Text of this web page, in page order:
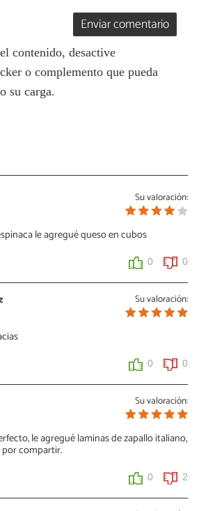
Enviar comentario
contenido, desactive
o complemento que pueda
su carga.
Su valoración:
le agregué queso en cubos
0 0
Su valoración:
0 0
Su valoración:
le agregué laminas de zapallo italiano,
por compartir.
0 2